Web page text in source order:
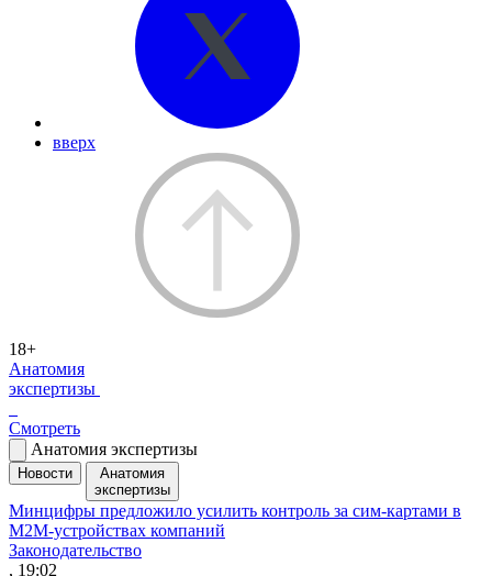
вверх
18+
Анатомия
экспертизы
Смотреть
Анатомия экспертизы
Новости
Анатомия
экспертизы
Минцифры предложило усилить контроль за сим-картами в
M2M-устройствах компаний
Законодательство
, 19:02